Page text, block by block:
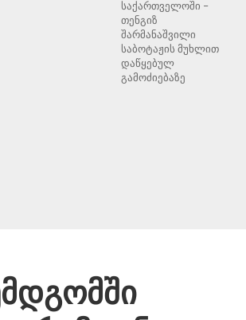
საქართველოში –
თენგიზ
შარმანაშვილი
საბოტაჟის მუხლით
დაწყებულ
გამოძიებაზე